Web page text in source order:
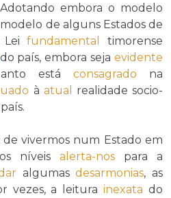
embora o modelo
de alguns Estados de
Leifundamental
timorense
país, embora sejaevidente
está consagrado na
à atual
realidade socio-
vivermos num Estado em
níveis alerta-nos para a
algumasdesarmonias, as
vezes, a leiturainexata do